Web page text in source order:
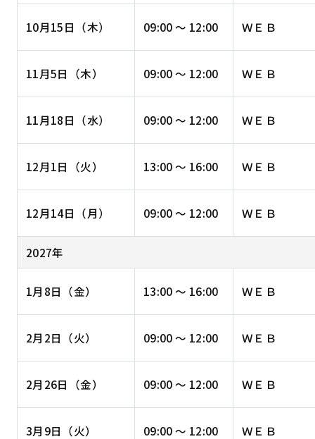
10月15日（木） 09:00 ～ 12:00 ＷＥＢ
11月5日（木） 09:00 ～ 12:00 ＷＥＢ
11月18日（水） 09:00 ～ 12:00 ＷＥＢ
12月1日（火） 13:00 ～ 16:00 ＷＥＢ
12月14日（月） 09:00 ～ 12:00 ＷＥＢ
2027年
1月8日（金） 13:00 ～ 16:00 ＷＥＢ
2月2日（火） 09:00 ～ 12:00 ＷＥＢ
2月26日（金） 09:00 ～ 12:00 ＷＥＢ
3月9日（火） 09:00 ～ 12:00 ＷＥＢ